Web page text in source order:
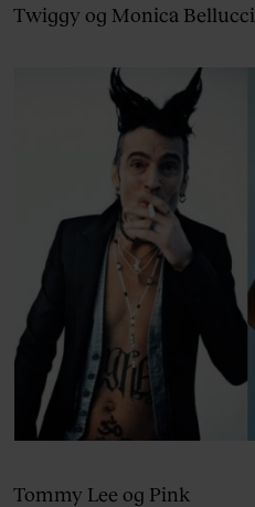
Twiggy og Monica Bellucci
Tommy Lee og Pink